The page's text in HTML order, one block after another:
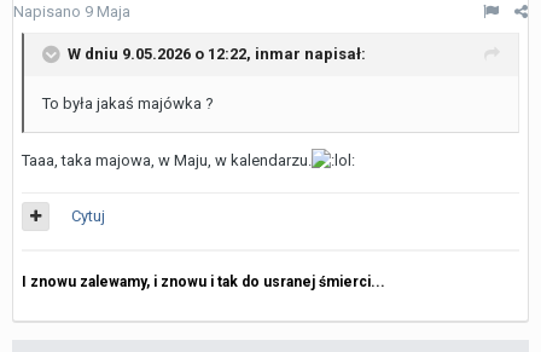
Napisano 9 Maja
W dniu 9.05.2026 o 12:22, inmar napisał:
To była jakaś majówka ?
Taaa, taka majowa, w Maju, w kalendarzu.
Cytuj
I znowu zalewamy, i znowu i tak do usranej śmierci...